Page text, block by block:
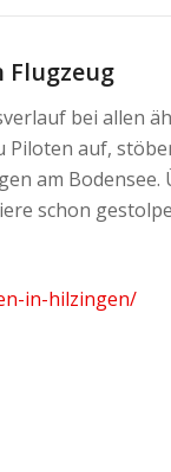
Flugzeug
bei allen
auf,
am Bodensee.
schon
in-hilzingen/